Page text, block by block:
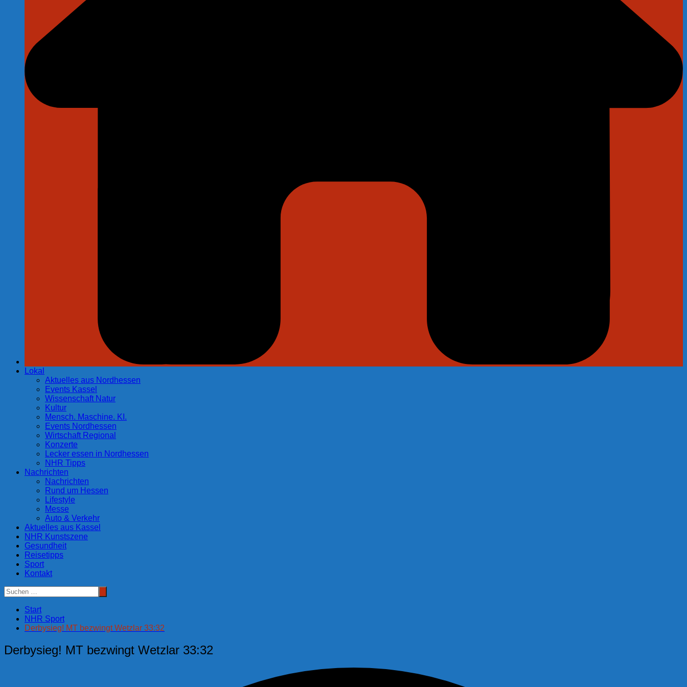
Lokal
Aktuelles aus Nordhessen
Events Kassel
Wissenschaft Natur
Kultur
Mensch. Maschine. KI.
Events Nordhessen
Wirtschaft Regional
Konzerte
Lecker essen in Nordhessen
NHR Tipps
Nachrichten
Nachrichten
Rund um Hessen
Lifestyle
Messe
Auto & Verkehr
Aktuelles aus Kassel
NHR Kunstszene
Gesundheit
Reisetipps
Sport
Kontakt
Start
NHR Sport
Derbysieg! MT bezwingt Wetzlar 33:32
Derbysieg! MT bezwingt Wetzlar 33:32